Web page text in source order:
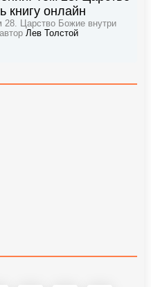
книгу онлайн
28. Царство Божие внутри
Лев Толстой